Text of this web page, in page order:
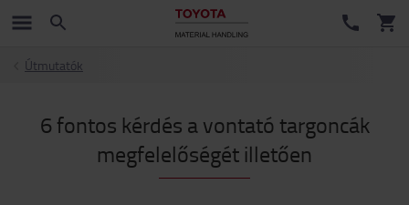
Útmutatók
6 fontos kérdés a vontató targoncák
megfelelőségét illetően